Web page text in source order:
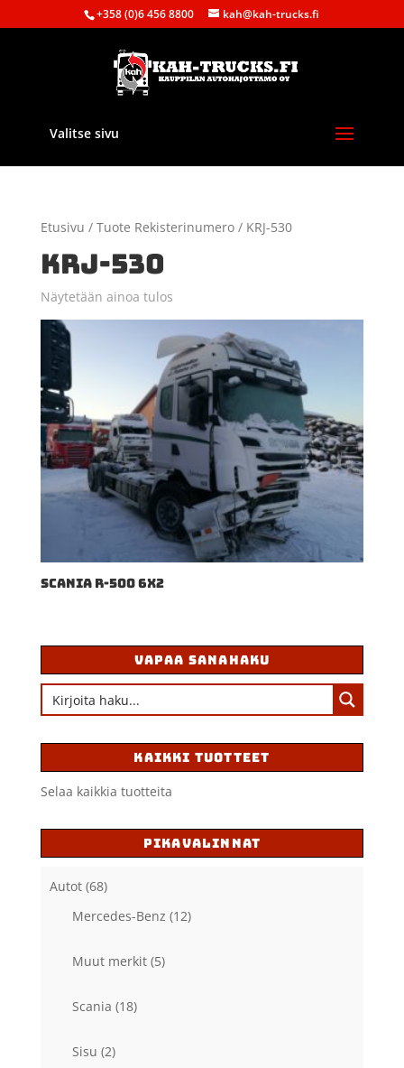
+358 (0)6 456 8800 kah@kah-trucks.fi
Valitse sivu
Etusivu / Tuote Rekisterinumero / KRJ-530
KRJ-530
Näytetään ainoa tulos
SCANIA R-500 6X2
VAPAA SANAHAKU
KAIKKI TUOTTEET
Selaa kaikkia tuotteita
PIKAVALINNAT
Autot (68)
Mercedes-Benz (12)
Muut merkit (5)
Scania (18)
Sisu (2)